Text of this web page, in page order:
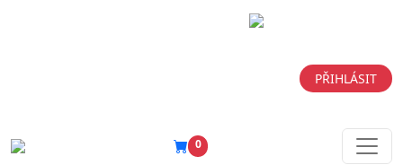
PŘIHLÁSIT
0